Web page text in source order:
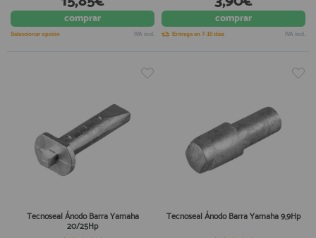
comprar
Seleccionar opción IVA incl.
comprar
Entrega en 7-10 días IVA incl.
Tecnoseal Ánodo Barra Yamaha
20/25Hp
Tecnoseal Ánodo Barra Yamaha 9,9Hp